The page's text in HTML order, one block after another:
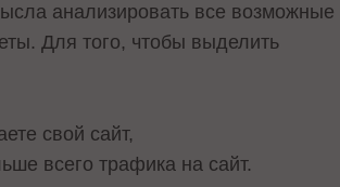
анализировать все возможные
Для того, чтобы выделить
свой сайт,
всего трафика на сайт.